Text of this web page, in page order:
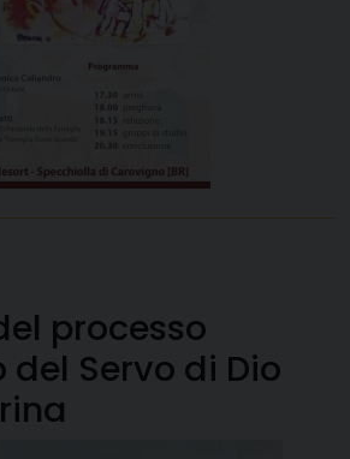
processo
Servo di Dio